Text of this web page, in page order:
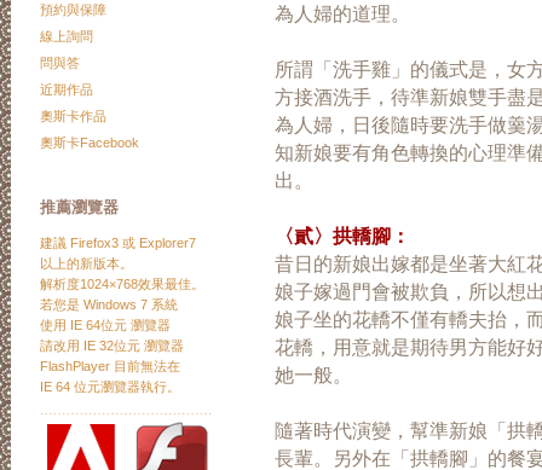
預約與保障
線上詢問
問與答
近期作品
奧斯卡作品
奧斯卡Facebook
推薦瀏覽器
建議 Firefox3 或 Explorer7
以上的新版本。
解析度1024×768效果最佳。
若您是 Windows 7 系統
使用 IE 64位元 瀏覽器
請改用 IE 32位元 瀏覽器
FlashPlayer 目前無法在
IE 64 位元瀏覽器執行。
為人婦的道理。
所謂「洗手雞」的儀式是，女
方接酒洗手，待準新娘雙手盡
為人婦，日後隨時要洗手做羹
知新娘要有角色轉換的心理準
出。
〈貳〉拱轎腳：
昔日的新娘出嫁都是坐著大紅
娘子嫁過門會被欺負，所以想
娘子坐的花轎不僅有轎夫抬，
花轎，用意就是期待男方能好
她一般。
隨著時代演變，幫準新娘「拱
長輩。另外在「拱轎腳」的餐